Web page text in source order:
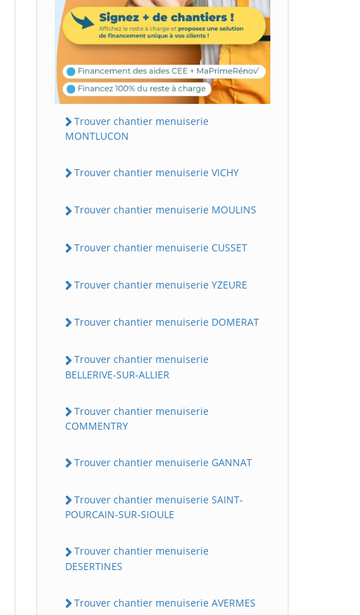
Trouver chantier menuiserie
MONTLUCON
Trouver chantier menuiserie VICHY
Trouver chantier menuiserie MOULINS
Trouver chantier menuiserie CUSSET
Trouver chantier menuiserie YZEURE
Trouver chantier menuiserie DOMERAT
Trouver chantier menuiserie
BELLERIVE-SUR-ALLIER
Trouver chantier menuiserie
COMMENTRY
Trouver chantier menuiserie GANNAT
Trouver chantier menuiserie SAINT-
POURCAIN-SUR-SIOULE
Trouver chantier menuiserie
DESERTINES
Trouver chantier menuiserie AVERMES